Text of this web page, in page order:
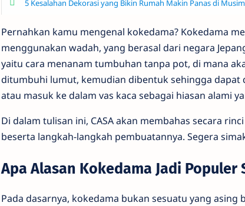
5 Kesalahan Dekorasi yang Bikin Rumah Makin Panas di
Pernahkan kamu mengenal kokedama? Kokedama
menggunakan wadah, yang berasal dari negara
yaitu cara menanam tumbuhan tanpa pot, di mana
ditumbuhi lumut, kemudian dibentuk sehingga
atau masuk ke dalam vas kaca sebagai hiasan alami
Di dalam tulisan ini, CASA akan membahas secara
beserta langkah-langkah pembuatannya. Segera
Apa Alasan Kokedama Jadi Populer
Pada dasarnya, kokedama bukan sesuatu yang